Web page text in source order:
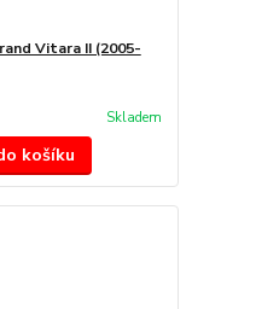
Vitara II (2005-
Skladem
košíku